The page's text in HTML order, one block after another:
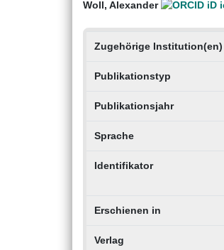
Woll, Alexander
Zugehörige Institution(en)
Publikationstyp
Publikationsjahr
Sprache
Identifikator
Erschienen in
Verlag